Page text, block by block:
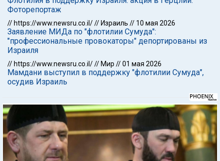
Фоторепортаж
// https://www.newsru.co.il/// Израиль // 10 мая 2026
Заявление МИДа по "флотилии Сумуда":
"профессиональные провокаторы" депортированы из
Израиля
// https://www.newsru.co.il/// Мир //01 мая 2026
Мамдани выступил в поддержку "флотилии Сумуда",
осудив Израиль